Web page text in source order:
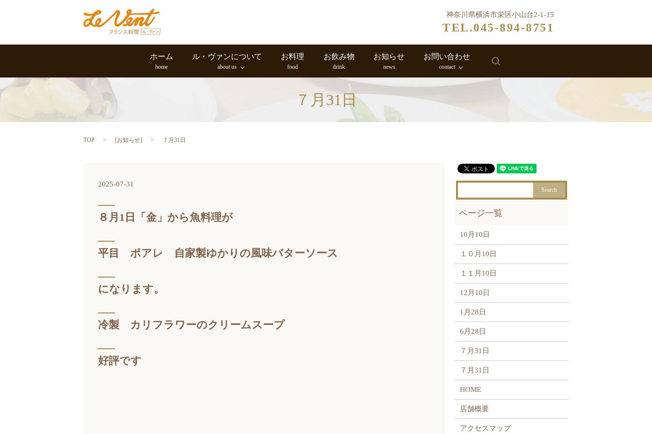
神奈川県横浜市栄区小山台2-1-15
TEL.045-894-8751
ホーム
home
ル・ヴァンについて
about us
お料理
food
お飲み物
drink
お知らせ
news
お問い合わせ
contact
７月31日
TOP [お知らせ] ７月31日
2025-07-31
８月1日「金」から魚料理が
平目 ポアレ 自家製ゆかりの風味バターソース
になります。
冷製 カリフラワーのクリームスープ
好評です
10月10日
１０月10日
１１月10日
12月10日
1月28日
6月28日
７月31日
７月31日
HOME
店舗概要
アクセスマップ